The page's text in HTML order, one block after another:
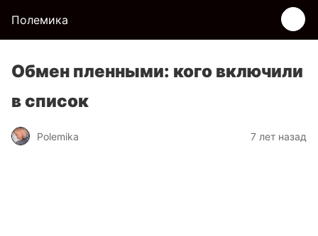
Полемика
Обмен пленными: кого включили
в список
Polemika 7 лет назад